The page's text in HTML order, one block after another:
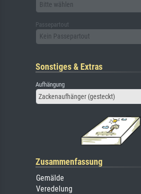
Bitte wählen
Passepartout
Kein Passepartout
Sonstiges & Extras
Aufhängung
Zackenaufhänger (gesteckt)
Zusammenfassung
Gemälde
Veredelung